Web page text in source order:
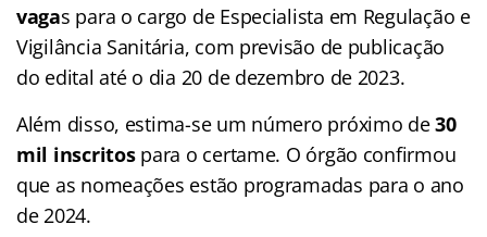
vagas para o cargo de Especialista em Regulação e
Vigilância Sanitária, com previsão de publicação
do edital até o dia 20 de dezembro de 2023.
Além disso, estima-se um número próximo de30
mil inscritospara o certame. O órgão confirmou
que as nomeações estão programadas para o ano
de 2024.